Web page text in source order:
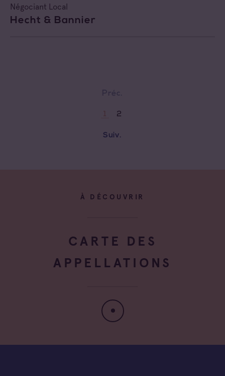
Négociant Local
Hecht & Bannier
2
Suiv.
À DÉCOUVRIR
CARTE DES
APPELLATIONS